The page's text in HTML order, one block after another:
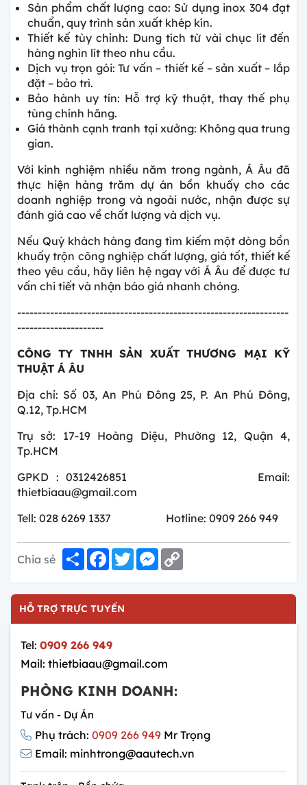
Sản phẩm chất lượng cao: Sử dụng inox 304 đạt
chuẩn, quy trình sản xuất khép kín.
Thiết kế tùy chỉnh: Dung tích từ vài chục lít đến
hàng nghìn lít theo nhu cầu.
Dịch vụ trọn gói: Tư vấn – thiết kế – sản xuất – lắp
đặt – bảo trì.
Bảo hành uy tín: Hỗ trợ kỹ thuật, thay thế phụ
tùng chính hãng.
Giá thành cạnh tranh tại xưởng: Không qua trung
gian.
Với kinh nghiệm nhiều năm trong ngành, Á Âu đã
thực hiện hàng trăm dự án bồn khuấy cho các
doanh nghiệp trong và ngoài nước, nhận được sự
đánh giá cao về chất lượng và dịch vụ.
Nếu Quý khách hàng đang tìm kiếm một dòng bồn
khuấy trộn công nghiệp chất lượng, giá tốt, thiết kế
theo yêu cầu, hãy liên hệ ngay với Á Âu để được tư
vấn chi tiết và nhận báo giá nhanh chóng.
------------------------------------------------------------------
---------------------
CÔNG TY TNHH SẢN XUẤT THƯƠNG MẠI KỸ
THUẬT Á ÂU
Địa chỉ: Số 03, An Phú Đông 25, P. An Phú Đông,
Q.12, Tp.HCM
Trụ sở: 17-19 Hoàng Diệu, Phường 12, Quận 4,
Tp.HCM
GPKD : 0312426851 Email:
thietbiaau@gmail.com
Tell: 028 6269 1337 Hotline: 0909 266 949
Chia sẻ ShareFacebook
TwitterMessenger
HỖ TRỢ TRỰC TUYẾN
Tel: 0909 266 949
Mail: thietbiaau@gmail.com
PHÒNG KINH DOANH:
Tư vấn - Dự Án
Phụ trách: 0909 266 949 Mr Trọng
Email: minhtrong@aautech.vn